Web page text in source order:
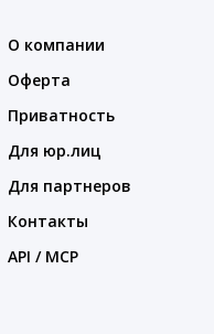
О компании
Оферта
Приватность
Для юр.лиц
Для партнеров
Контакты
API / MCP